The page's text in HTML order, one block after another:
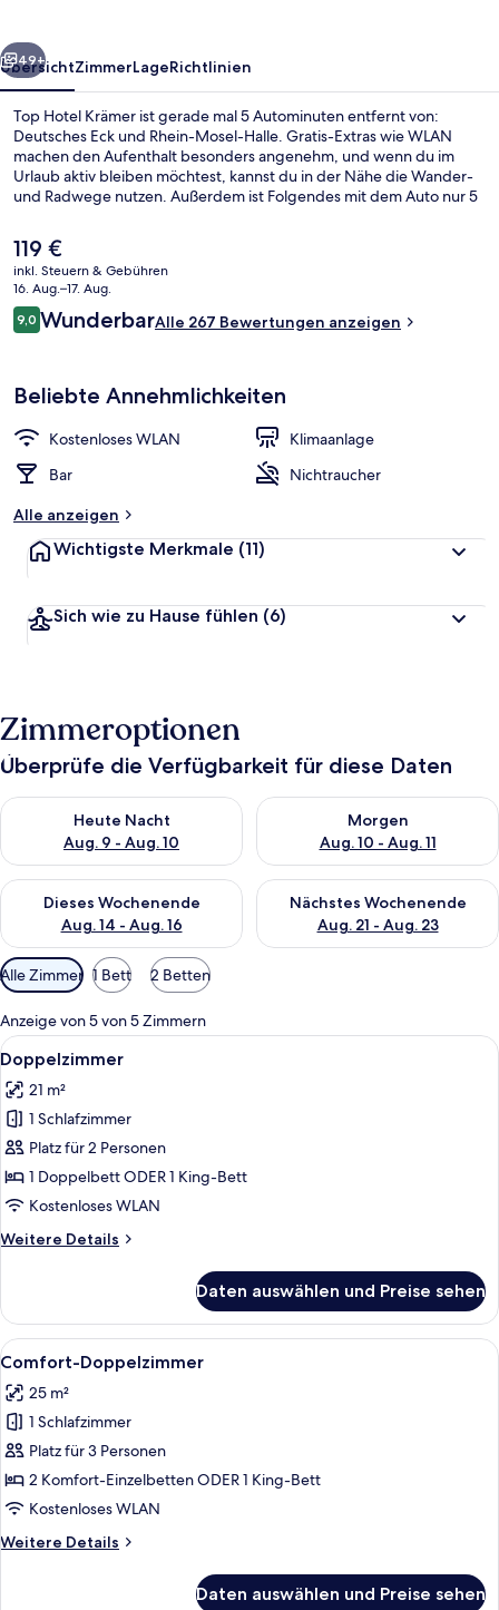
Weiter
49+
ÜbersichtZimmerLageRichtlinien
Top Hotel Krämer ist gerade mal 5 Autominuten entfernt von:
Deutsches Eck und Rhein-Mosel-Halle. Gratis-Extras wie WLAN
machen den Aufenthalt besonders angenehm, und wenn du im
Urlaub aktiv bleiben möchtest, kannst du in der Nähe die Wander-
und Radwege nutzen. Außerdem ist Folgendes mit dem Auto nur 5
Der
aktuelle
Preis
beträgt
119 €.
119 €
inkl. Steuern & Gebühren
16. Aug.–17. Aug.
Bewertungen
9,09,0 von 10.
WunderbarAlle 267 Bewertungen anzeigen
Beliebte Annehmlichkeiten
Kostenloses WLAN
Klimaanlage
Bar
Nichtraucher
Alle anzeigen
Wichtigste Merkmale (11)
Sich wie zu Hause fühlen (6)
Zimmeroptionen
Überprüfe die Verfügbarkeit für diese Daten
Heute Nacht
Aug. 9 - Aug. 10
Überprüfe die Verfügbarkeit für heute Nacht, Aug. 9 - Aug.
Morgen
Aug. 10 - Aug. 11
Überprüfe die Verfügbarkeit
Dieses Wochenende
Aug. 14 - Aug. 16
Überprüfe die Verfügbarkeit für dieses Wochenende, Aug. 14
Nächstes Wochenende
Aug. 21 - Aug. 23
Überprüfe die Verfügbarkeit
Verfügbare
Filter
für
Zimmer
Alle Zimmer 1 Bett 2 Betten
Anzeige von 5 von 5 Zimmern
Alle
Fotos
für
Doppelzimmer
anzeigen
Ein Hotelzimmer mit einem großen
4
Doppelzimmer
21 m²
1 Schlafzimmer
Platz für 2 Personen
1 Doppelbett ODER 1 King-Bett
Kostenloses WLAN
Weitere Details
Weitere
Daten auswählen und Preise sehen
Alle
Fotos
für
Comfort-
Doppelzimmer
anzeigen
Ein Hotelzimmer mit Bett,
5
Comfort-Doppelzimmer
25 m²
1 Schlafzimmer
Platz für 3 Personen
2 Komfort-Einzelbetten ODER 1 King-Bett
Kostenloses WLAN
Weitere Details
Weitere
Daten auswählen und Preise sehen